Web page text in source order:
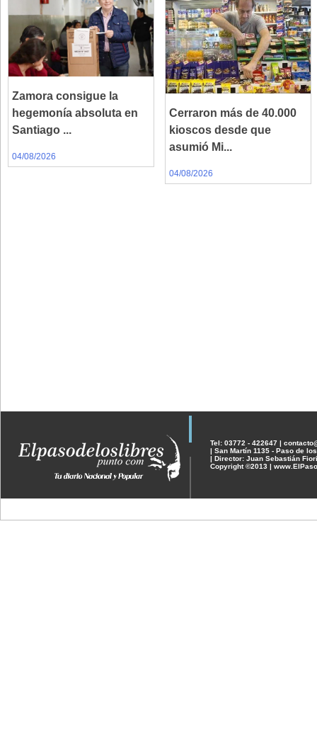
Zamora consigue la
hegemonía absoluta en
Santiago ...
04/08/2026
Cerraron más de 40.000
kioscos desde que
asumió Mi...
04/08/2026
Tel: 03772 - 422647 |
| San Martín 1135 - Paso de
| Director: Juan Sebastián Fiori
Copyright ©2013 |